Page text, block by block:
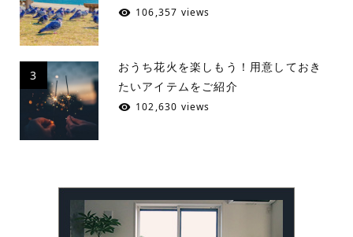
106,357 views
3
おうち花火を楽しもう！用意しておき
たいアイテムをご紹介
102,630 views